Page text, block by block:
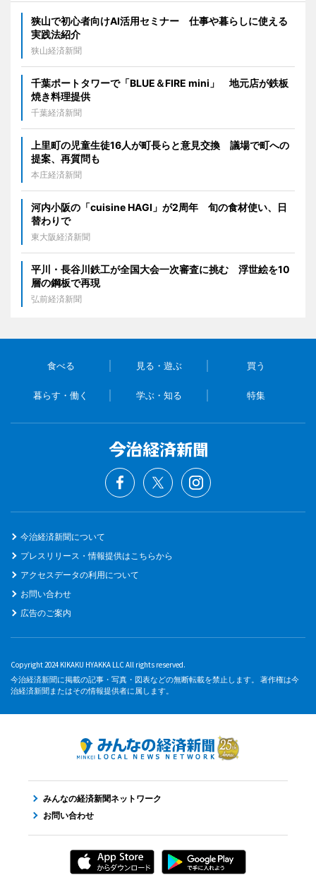
狭山で初心者向けAI活用セミナー 仕事や暮らしに使える
実践法紹介
狭山経済新聞
千葉ポートタワーで「BLUE＆FIRE mini」 地元店が鉄板
焼き料理提供
千葉経済新聞
上里町の児童生徒16人が町長らと意見交換 議場で町への
提案、再質問も
本庄経済新聞
河内小阪の「cuisine HAGI」が2周年 旬の食材使い、日
替わりで
東大阪経済新聞
平川・長谷川鉄工が全国大会一次審査に挑む 浮世絵を10
層の鋼板で再現
弘前経済新聞
食べる 見る・遊ぶ 買う
暮らす・働く 学ぶ・知る 特集
今治経済新聞について
プレスリリース・情報提供はこちらから
アクセスデータの利用について
お問い合わせ
広告のご案内
Copyright 2024 KIKAKU HYAKKA LLC All rights reserved.
今治経済新聞に掲載の記事・写真・図表などの無断転載を禁止します。 著作権は今
治経済新聞またはその情報提供者に属します。
みんなの経済新聞ネットワーク
お問い合わせ